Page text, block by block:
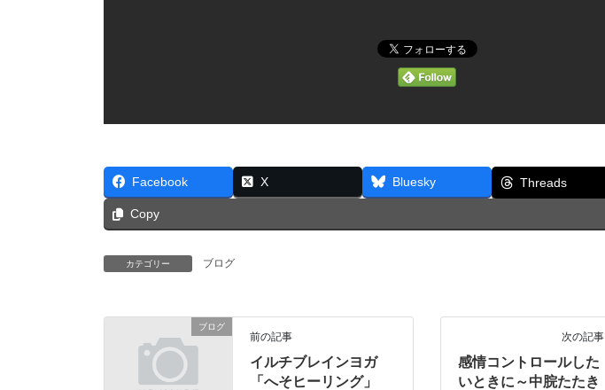
Facebook X Bluesky Threads
Copy
カテゴリー ブログ
ブログ
前の記事
イルチブレインヨガ
「へそヒーリング」
次の記事
感情コントロールした
いときに～中脘たたき